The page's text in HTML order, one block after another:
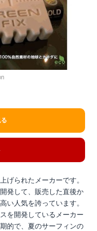
げられたメーカーです。
発して、販売した直後か
い人気を誇っています。
を開発しているメーカー
的で、夏のサーフィンの